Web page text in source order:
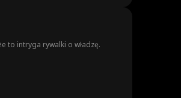
to intryga rywalki o władzę.